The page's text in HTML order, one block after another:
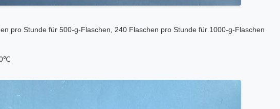
pro Stunde für 500-g-Flaschen, 240 Flaschen pro Stunde für 1000-g-Flaschen